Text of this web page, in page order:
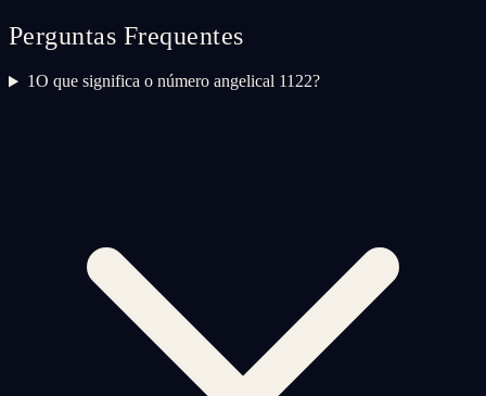
Perguntas Frequentes
1O que significa o número angelical 1122?